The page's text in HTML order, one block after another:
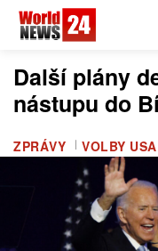
Další plány
nástupu do
ZPRÁVY VOLBY